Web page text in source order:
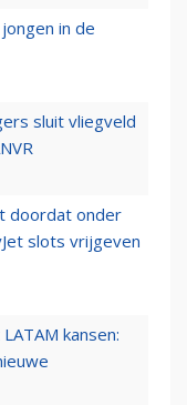
in de
sluit vliegveld
doordat onder
slots vrijgeven
kansen: